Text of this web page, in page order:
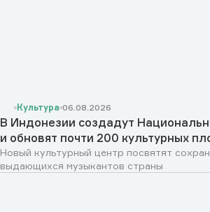
Культура 06.08.2026
В Индонезии создадут
и обновят почти 200 культурных
Новый культурный центр посвятят
выдающихся музыкантов страны